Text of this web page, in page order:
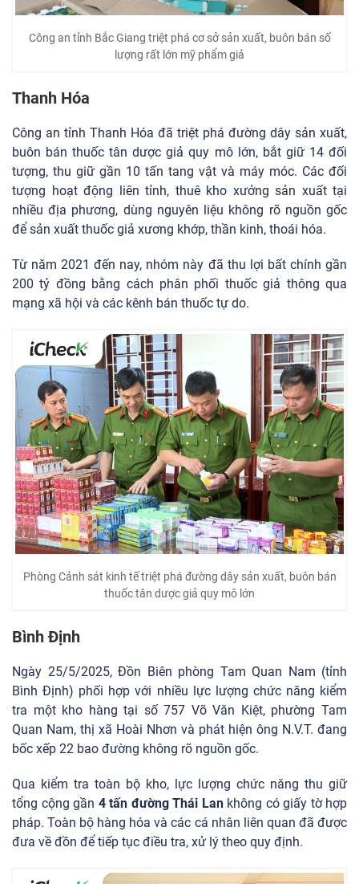
Công an tỉnh Bắc Giang triệt phá cơ sở sản xuất, buôn bán số
lượng rất lớn mỹ phẩm giả
Thanh Hóa
Công an tỉnh Thanh Hóa đã triệt phá đường dây sản xuất,
buôn bán thuốc tân dược giả quy mô lớn, bắt giữ 14 đối
tượng, thu giữ gần 10 tấn tang vật và máy móc. Các đối
tượng hoạt động liên tỉnh, thuê kho xưởng sản xuất tại
nhiều địa phương, dùng nguyên liệu không rõ nguồn gốc
để sản xuất thuốc giả xương khớp, thần kinh, thoái hóa.
Từ năm 2021 đến nay, nhóm này đã thu lợi bất chính gần
200 tỷ đồng bằng cách phân phối thuốc giả thông qua
mạng xã hội và các kênh bán thuốc tự do.
Phòng Cảnh sát kinh tế triệt phá đường dây sản xuất, buôn bán
thuốc tân dược giả quy mô lớn
Bình Định
Ngày 25/5/2025, Đồn Biên phòng Tam Quan Nam (tỉnh
Bình Định) phối hợp với nhiều lực lượng chức năng kiểm
tra một kho hàng tại số 757 Võ Văn Kiệt, phường Tam
Quan Nam, thị xã Hoài Nhơn và phát hiện ông N.V.T. đang
bốc xếp 22 bao đường không rõ nguồn gốc.
Qua kiểm tra toàn bộ kho, lực lượng chức năng thu giữ
tổng cộng gần 4 tấn đường Thái Lankhông có giấy tờ hợp
pháp. Toàn bộ hàng hóa và các cá nhân liên quan đã được
đưa về đồn để tiếp tục điều tra, xử lý theo quy định.